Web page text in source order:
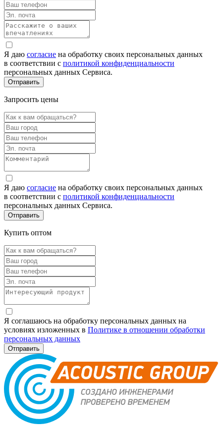
Я даю согласие на обработку своих персональных данных
в соответствии с политикой конфиденциальности
персональных данных Сервиса.
Запросить цены
Я даю согласие на обработку своих персональных данных
в соответствии с политикой конфиденциальности
персональных данных Сервиса.
Купить оптом
Я соглашаюсь на обработку персональных данных на
условиях изложенных в Политике в отношении обработки
персональных данных